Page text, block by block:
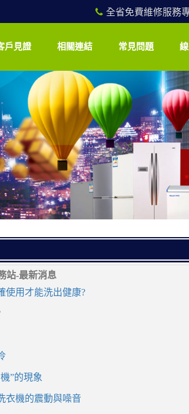
全省免費維修服務
戶見證 相關連結 常見問題
站-最新消息
使用才能洗出健康?
”的現象
衣機的震動與噪音